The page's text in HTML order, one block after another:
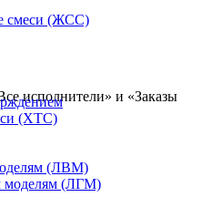
смеси (ЖСС)
(ХТС)
(ЛВМ)
моделям (ЛГМ)
исполнители» и «Заказы